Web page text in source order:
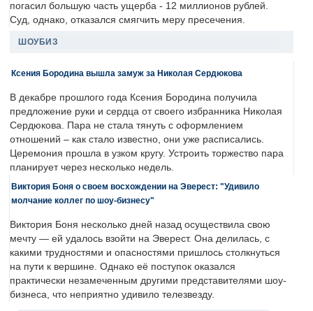
погасил большую часть ущерба - 12 миллионов рублей.
Суд, однако, отказался смягчить меру пресечения.
ШОУБИЗ
Ксения Бородина вышла замуж за Николая Сердюкова
В декабре прошлого года Ксения Бородина получила
предложение руки и сердца от своего избранника Николая
Сердюкова. Пара не стала тянуть с оформлением
отношений – как стало известно, они уже расписались.
Церемония прошла в узком кругу. Устроить торжество пара
планирует через несколько недель.
Виктория Боня о своем восхождении на Эверест: "Удивило
молчание коллег по шоу-бизнесу"
Виктория Боня несколько дней назад осуществила свою
мечту — ей удалось взойти на Эверест. Она делилась, с
какими трудностями и опасностями пришлось столкнуться
на пути к вершине. Однако её поступок оказался
практически незамеченным другими представителями шоу-
бизнеса, что неприятно удивило телезвезду.